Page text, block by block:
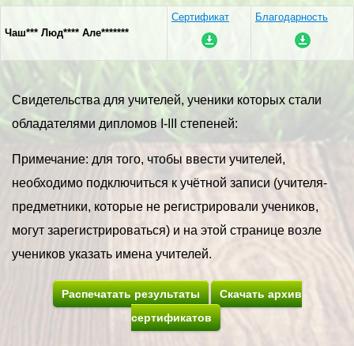
Чаш*** Люд**** Але*******
Сертификат Благодарность
Свидетельства для учителей, ученики которых стали
обладателями дипломов I-III степеней:
Примечание: для того, чтобы ввести учителей,
необходимо подключиться к учётной записи (учителя-
предметники, которые не регистрировали учеников,
могут зарегистрироваться) и на этой странице возле
учеников указать имена учителей.
Распечатать результаты
Скачать архив
сертификатов